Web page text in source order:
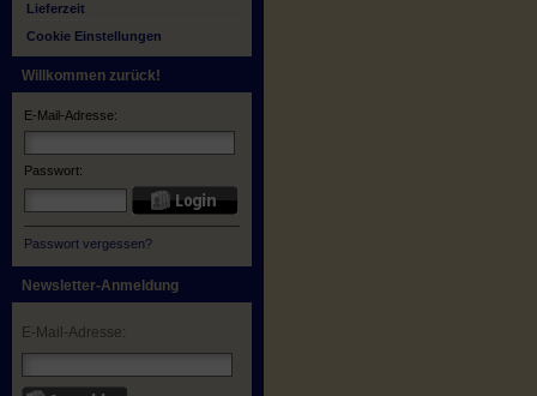
Lieferzeit
Cookie Einstellungen
Willkommen zurück!
E-Mail-Adresse:
Passwort:
Passwort vergessen?
Newsletter-Anmeldung
E-Mail-Adresse: